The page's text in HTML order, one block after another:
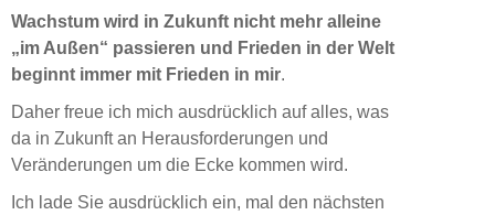
Wachstum wird in Zukunft nicht mehr alleine
„im Außen“ passieren und Frieden in der Welt
beginnt immer mit Frieden in mir.
Daher freue ich mich ausdrücklich auf alles, was
da in Zukunft an Herausforderungen und
Veränderungen um die Ecke kommen wird.
Ich lade Sie ausdrücklich ein, mal den nächsten